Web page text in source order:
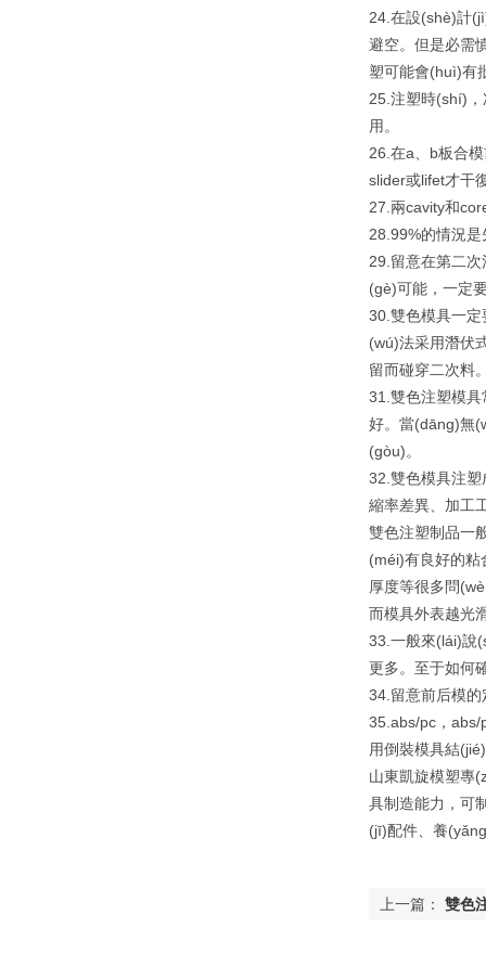
24.在設(shè)計
避空。但是必需
塑可能會(huì)有
25.注塑時(shí)
用。
26.在a、b板合
slider或lifet才干
27.兩cavity和
28.99%的情況
29.留意在第二
(gè)可能，一定
30.雙色模具一
(wú)法采用潛伏
留而碰穿二次料
31.雙色注塑模
好。當(dāng)無
(gòu)。
32.雙色模具注
縮率差異、加工
雙色注塑制品一
(méi)有良好的
厚度等很多問
而模具外表越光
33.一般來(lái)說
更多。至于如何
34.留意前后模
35.abs/pc，abs/
用倒裝模具結
山東凱旋模塑專
具制造能力，可
(jī)配件、養
上一篇： 雙色